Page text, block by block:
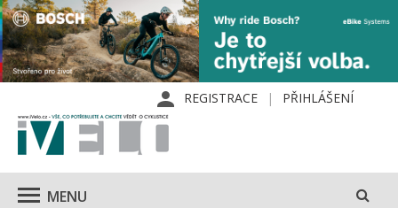
REGISTRACE PŘIHLÁŠENÍ
MENU